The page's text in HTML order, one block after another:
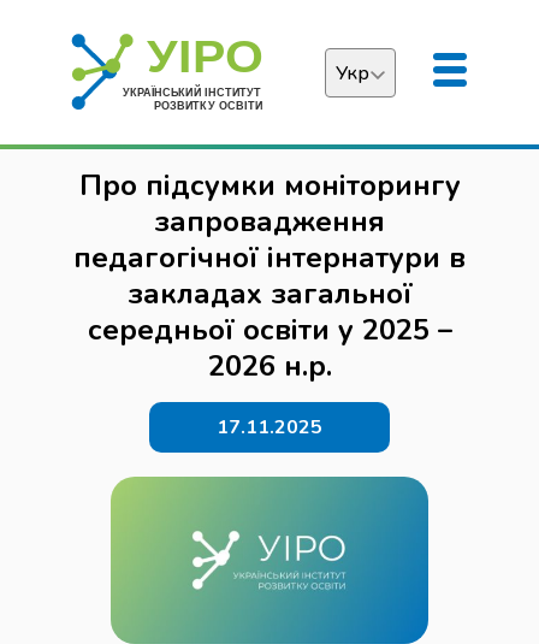
Укр
English
Про підсумки моніторингу
запровадження
педагогічної інтернатури в
закладах загальної
середньої освіти у 2025 –
2026 н.р.
17.11.2025